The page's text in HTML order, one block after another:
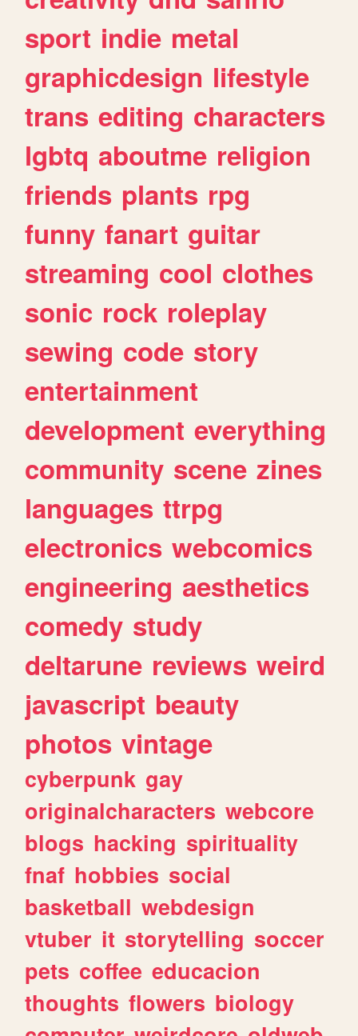
sport indie metal
graphicdesign lifestyle
trans editing characters
lgbtq aboutme religion
friends plants rpg
funny fanart guitar
streaming cool clothes
sonic rock roleplay
sewing code story
entertainment
development everything
community scene zines
languages ttrpg
electronics webcomics
engineering aesthetics
comedy study
deltarune reviews weird
javascript beauty
photos vintage
cyberpunk gay
originalcharacters webcore
blogs hacking spirituality
fnaf hobbies social
basketball webdesign
vtuber it storytelling soccer
pets coffee educacion
thoughts flowers biology